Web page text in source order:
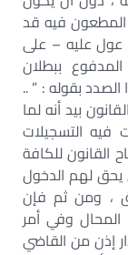
المطعون فيه قد
عول عليه – على
ببطلان
بقوله : ” ..
بيد أنه لما
فيه التسجيلات
القانون للكافة
يحق لهم الدخول
، ومن ثم فإن
المحال وفي أمر
إذن من القاضي